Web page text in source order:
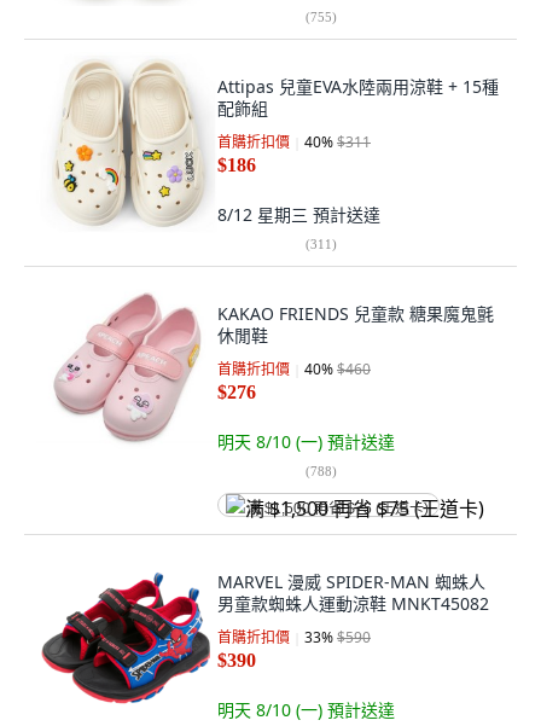
(755)
Attipas 兒童EVA水陸兩用涼鞋 + 15種
配飾組
首購折扣價 40%$311
$186
8/12 星期三 預計送達
(311)
KAKAO FRIENDS 兒童款 糖果魔鬼氈
休閒鞋
首購折扣價 40%$460
$276
明天 8/10 (一) 預計送達
(788)
满 $1,500 再省 $75 (王道卡)
MARVEL 漫威 SPIDER-MAN 蜘蛛人
男童款蜘蛛人運動涼鞋 MNKT45082
首購折扣價 33%$590
$390
明天 8/10 (一) 預計送達